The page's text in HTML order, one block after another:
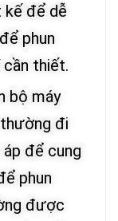
kế để dễ
phun
thiết.
bộ máy
đi
để cung
phun
được